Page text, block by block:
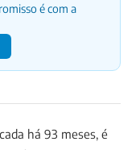
é com a
há 93 meses, é